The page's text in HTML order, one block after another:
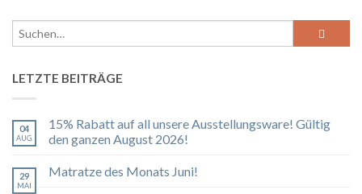
LETZTE BEITRÄGE
04
AUG.
15% Rabatt auf all unsere Ausstellungsware! Gültig
den ganzen August 2026!
29
MAI
Matratze des Monats Juni!